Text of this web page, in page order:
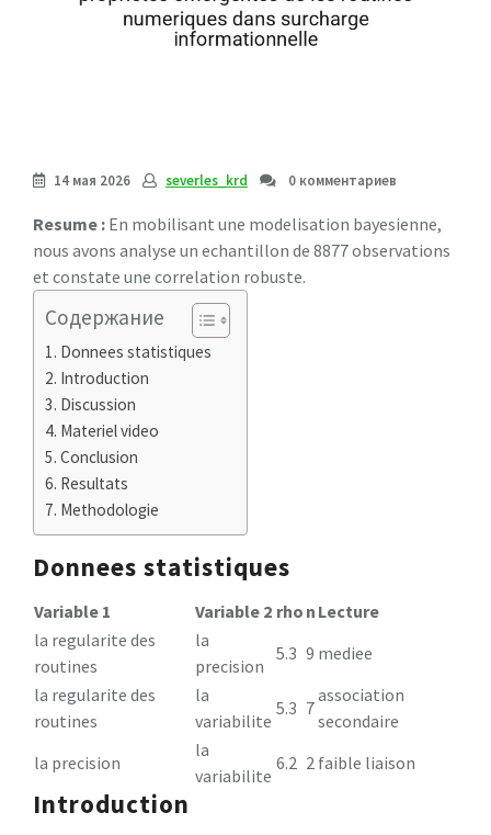
14 мая 2026 severles_krd 0 комментариев
Resume : En mobilisant une modelisation bayesienne,
nous avons analyse un echantillon de 8877 observations
et constate une correlation robuste.
Содержание
Donnees statistiques
Introduction
Discussion
Materiel video
Conclusion
Resultats
Methodologie
Donnees statistiques
Variable 1 Variable 2 rho n Lecture
la regularite des
routines
la
precision
5.3 9 mediee
la regularite des
routines
la
variabilite
5.3 7
association
secondaire
la precision
la
variabilite
6.2 2 faible liaison
Introduction